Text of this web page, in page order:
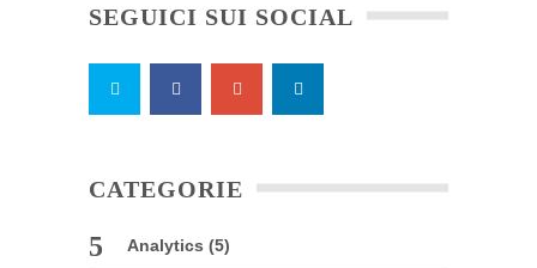
SEGUICI SUI SOCIAL
CATEGORIE
Analytics (5)